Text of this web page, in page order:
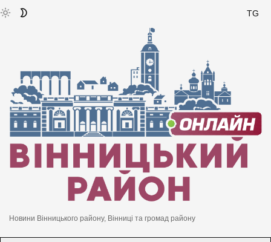
TG
Новини Вінницького району, Вінниці та громад району